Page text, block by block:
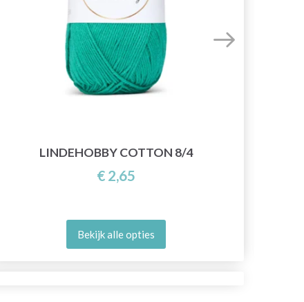
LINDEHOBBY COTTON 8/4
€ 2,65
Bekijk alle opties